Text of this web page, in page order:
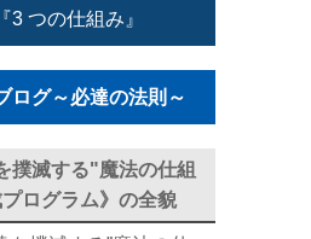
3 つの仕組み』
ログ～必達の法則～
撲滅する"魔法の仕組
ログラム》の全貌